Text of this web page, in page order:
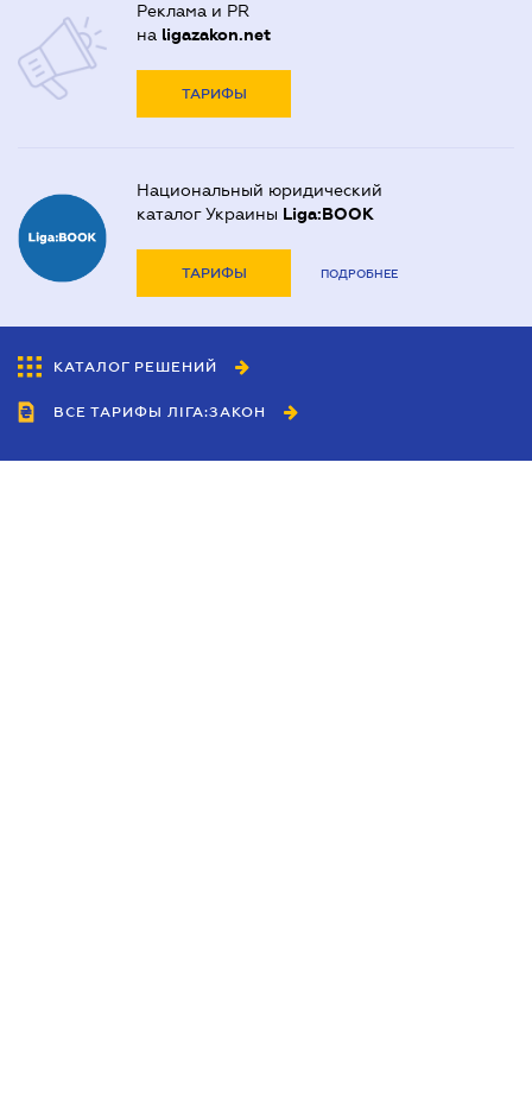
Реклама и PR
на ligazakon.net
ТАРИФЫ
Национальный юридический
каталог Украины Liga:BOOK
ТАРИФЫ ПОДРОБНЕЕ
КАТАЛОГ РЕШЕНИЙ
ВСЕ ТАРИФЫ ЛІГА:ЗАКОН